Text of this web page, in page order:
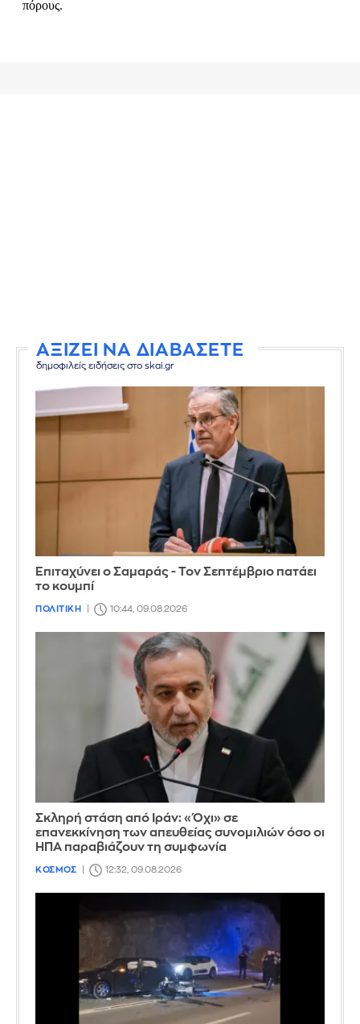
ΑΞΙΖΕΙ ΝΑ ΔΙΑΒΑΣΕΤΕ
δημοφιλείς ειδήσεις στο skai.gr
Επιταχύνει ο Σαμαράς - Τον Σεπτέμβριο πατάει
το κουμπί
ΠΟΛΙΤΙΚΗ 10:44, 09.08.2026
Σκληρή στάση από Ιράν: «Όχι» σε
επανεκκίνηση των απευθείας συνομιλιών όσο οι
ΗΠΑ παραβιάζουν τη συμφωνία
ΚΟΣΜΟΣ 12:32, 09.08.2026